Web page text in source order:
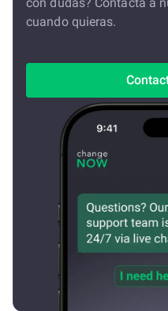
cuando quieras.